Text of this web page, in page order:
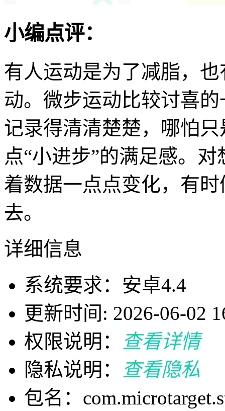
小编点评：
有人运动是为了减脂，
动。微步运动比较讨喜
记录得清清楚楚，哪怕
点“小进步”的满足感。
着数据一点点变化，有
去。
详细信息
系统要求：安卓4.4
更新时间: 2026-06-02
权限说明：
查看详情
隐私说明：
查看隐私
包名：